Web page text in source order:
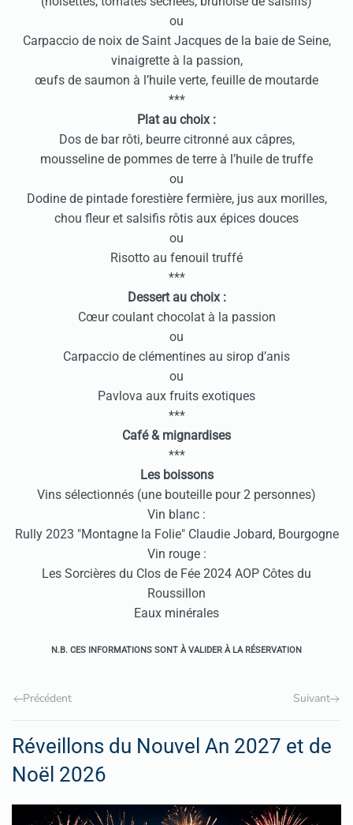
ou
Carpaccio de noix de Saint Jacques de la baie de Seine,
vinaigrette à la passion,
œufs de saumon à l’huile verte, feuille de moutarde
***
Plat au choix :
Dos de bar rôti, beurre citronné aux câpres,
mousseline de pommes de terre à l’huile de truffe
ou
Dodine de pintade forestière fermière, jus aux morilles,
chou fleur et salsifis rôtis aux épices douces
ou
Risotto au fenouil truffé
***
Dessert au choix :
Cœur coulant chocolat à la passion
ou
Carpaccio de clémentines au sirop d’anis
ou
Pavlova aux fruits exotiques
***
Café & mignardises
***
Les boissons
Vins sélectionnés (une bouteille pour 2 personnes)
Vin blanc :
Rully 2023 "Montagne la Folie" Claudie Jobard, Bourgogne
Vin rouge :
Les Sorcières du Clos de Fée 2024 AOP Côtes du
Roussillon
Eaux minérales
N.B. CES INFORMATIONS SONT À VALIDER À LA RÉSERVATION
Précédent Suivant
Réveillons du Nouvel An 2027 et de
Noël 2026